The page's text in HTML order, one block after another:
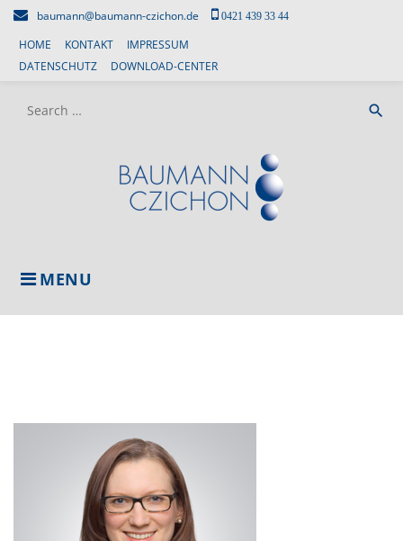
Skip
content
baumann@baumann-czichon.de 0421 439 33 44
HOME KONTAKT
IMPRESSUM
DATENSCHUTZ
DOWNLOAD-CENTER
MENU
Search
search